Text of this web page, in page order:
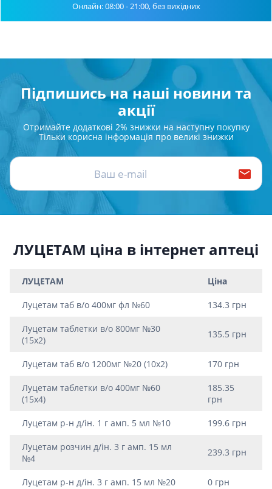
Онлайн: 08:00 - 21:00, без вихідних
Підпишись на наші новини та
акції
Отримайте додаткові 2% знижки на наступну покупку
Тільки корисна інформація про великі знижки
ЛУЦЕТАМ ціна в інтернет аптеці
ЛУЦЕТАМ Ціна
Луцетам таб в/о 400мг фл №60 134.3 грн
Луцетам таблетки в/о 800мг №30
(15х2)
135.5 грн
Луцетам таб в/о 1200мг №20 (10х2) 170 грн
Луцетам таблетки в/о 400мг №60
(15х4)
185.35
грн
Луцетам р-н д/iн. 1 г амп. 5 мл №10 199.6 грн
Луцетам розчин д/iн. 3 г амп. 15 мл
№4
239.3 грн
Луцетам р-н д/iн. 3 г амп. 15 мл №20 0 грн